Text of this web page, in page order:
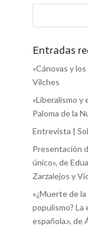
Entradas
«Cánovas y
Vilches
«Liberalismo y
Paloma de la
Entrevista |
Presentación
único», de
Zarzalejos y
«¿Muerte de
populismo? La
española.», de